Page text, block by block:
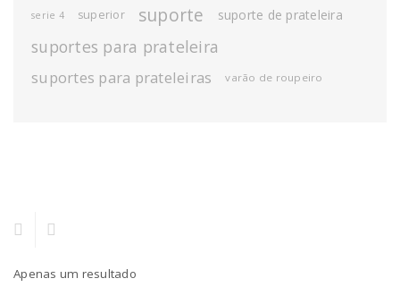
serie 4 superior suporte suporte de prateleira
suportes para prateleira
suportes para prateleiras varão de roupeiro
Apenas um resultado